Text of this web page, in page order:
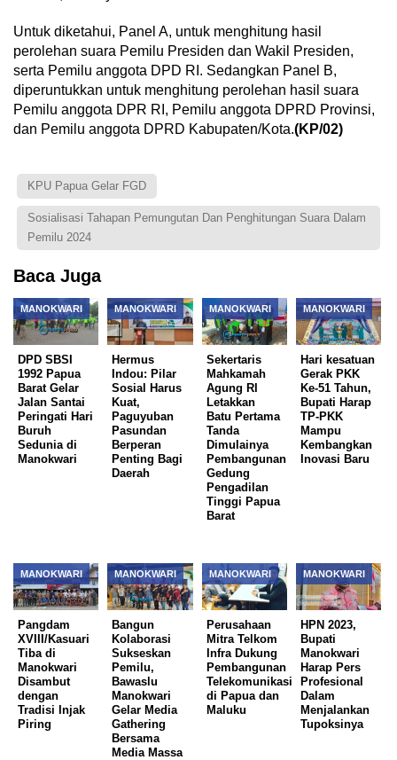
Untuk diketahui, Panel A, untuk menghitung hasil
perolehan suara Pemilu Presiden dan Wakil Presiden,
serta Pemilu anggota DPD RI. Sedangkan Panel B,
diperuntukkan untuk menghitung perolehan hasil suara
Pemilu anggota DPR RI, Pemilu anggota DPRD Provinsi,
dan Pemilu anggota DPRD Kabupaten/Kota.(KP/02)
KPU Papua Gelar FGD
Sosialisasi Tahapan Pemungutan Dan Penghitungan Suara Dalam
Pemilu 2024
Baca Juga
MANOKWARI
DPD SBSI
1992 Papua
Barat Gelar
Jalan Santai
Peringati Hari
Buruh
Sedunia di
Manokwari
MANOKWARI
Hermus
Indou: Pilar
Sosial Harus
Kuat,
Paguyuban
Pasundan
Berperan
Penting Bagi
Daerah
MANOKWARI
Sekertaris
Mahkamah
Agung RI
Letakkan
Batu Pertama
Tanda
Dimulainya
Pembangunan
Gedung
Pengadilan
Tinggi Papua
Barat
MANOKWARI
Hari kesatuan
Gerak PKK
Ke-51 Tahun,
Bupati Harap
TP-PKK
Mampu
Kembangkan
Inovasi Baru
MANOKWARI
Pangdam
XVIII/Kasuari
Tiba di
Manokwari
Disambut
dengan
Tradisi Injak
Piring
MANOKWARI
Bangun
Kolaborasi
Sukseskan
Pemilu,
Bawaslu
Manokwari
Gelar Media
Gathering
Bersama
Media Massa
MANOKWARI
Perusahaan
Mitra Telkom
Infra Dukung
Pembangunan
Telekomunikasi
di Papua dan
Maluku
MANOKWARI
HPN 2023,
Bupati
Manokwari
Harap Pers
Profesional
Dalam
Menjalankan
Tupoksinya